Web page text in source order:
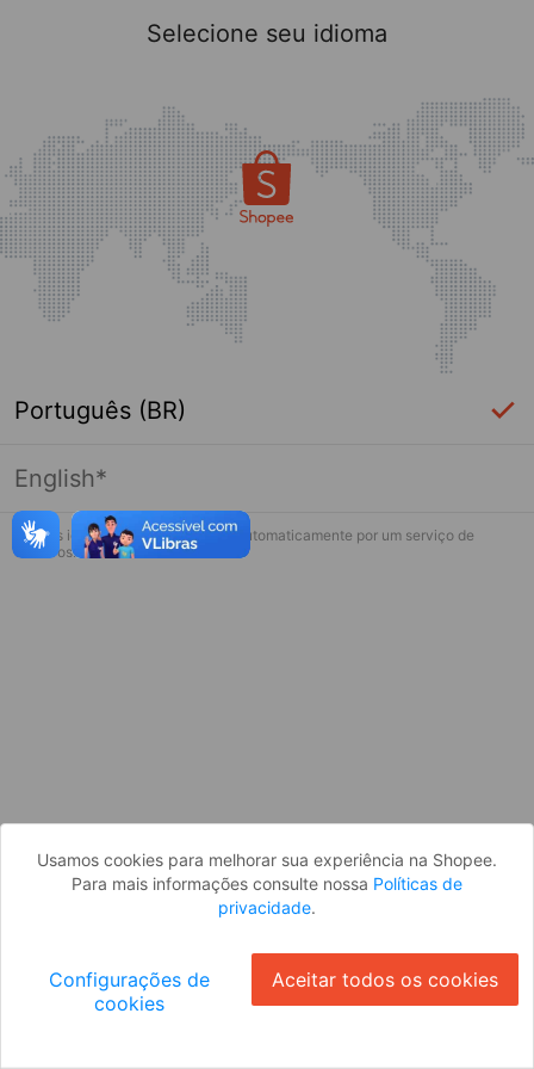
Página indisponível
Desculpe, algo deu errado. Faça login
Selecione seu idioma
Português (BR)
English*
* Esses idiomas serão traduzidos automaticamente por um serviço de
terceiros.
Usamos cookies para melhorar sua experiência na Shopee.
Para mais informações consulte nossa Políticas de
privacidade.
Configurações de
cookies
Aceitar todos os cookies